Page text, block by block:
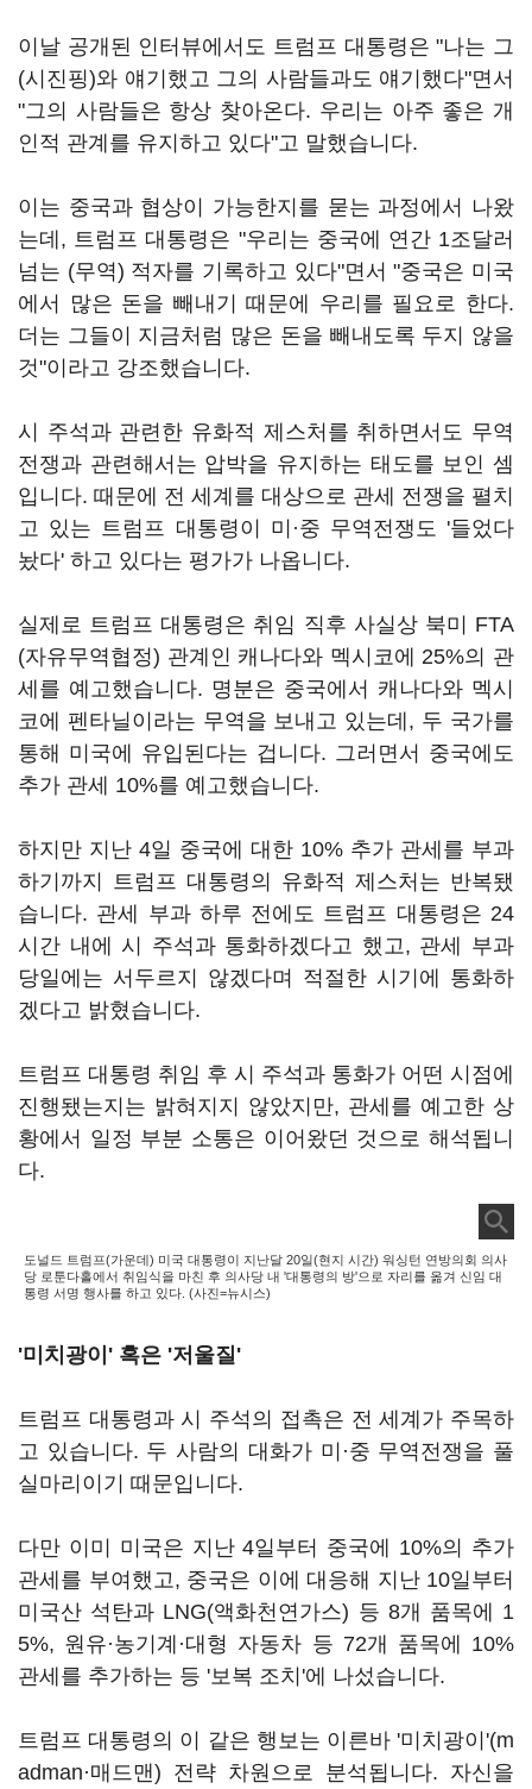
이날 공개된 인터뷰에서도 트럼프 대통령은 "나는 그
(시진핑)와 얘기했고 그의 사람들과도 얘기했다"면서
"그의 사람들은 항상 찾아온다. 우리는 아주 좋은 개
인적 관계를 유지하고 있다"고 말했습니다.
이는 중국과 협상이 가능한지를 묻는 과정에서 나왔
는데, 트럼프 대통령은 "우리는 중국에 연간 1조달러
넘는 (무역) 적자를 기록하고 있다"면서 "중국은 미국
에서 많은 돈을 빼내기 때문에 우리를 필요로 한다.
더는 그들이 지금처럼 많은 돈을 빼내도록 두지 않을
것"이라고 강조했습니다.
시 주석과 관련한 유화적 제스처를 취하면서도 무역
전쟁과 관련해서는 압박을 유지하는 태도를 보인 셈
입니다. 때문에 전 세계를 대상으로 관세 전쟁을 펼치
고 있는 트럼프 대통령이 미·중 무역전쟁도 '들었다
놨다' 하고 있다는 평가가 나옵니다.
실제로 트럼프 대통령은 취임 직후 사실상 북미 FTA
(자유무역협정) 관계인 캐나다와 멕시코에 25%의 관
세를 예고했습니다. 명분은 중국에서 캐나다와 멕시
코에 펜타닐이라는 무역을 보내고 있는데, 두 국가를
통해 미국에 유입된다는 겁니다. 그러면서 중국에도
추가 관세 10%를 예고했습니다.
하지만 지난 4일 중국에 대한 10% 추가 관세를 부과
하기까지 트럼프 대통령의 유화적 제스처는 반복됐
습니다. 관세 부과 하루 전에도 트럼프 대통령은 24
시간 내에 시 주석과 통화하겠다고 했고, 관세 부과
당일에는 서두르지 않겠다며 적절한 시기에 통화하
겠다고 밝혔습니다.
트럼프 대통령 취임 후 시 주석과 통화가 어떤 시점에
진행됐는지는 밝혀지지 않았지만, 관세를 예고한 상
황에서 일정 부분 소통은 이어왔던 것으로 해석됩니
다.
도널드 트럼프(가운데) 미국 대통령이 지난달 20일(현지 시간) 워싱턴 연방의회 의사
당 로툰다홀에서 취임식을 마친 후 의사당 내 '대통령의 방'으로 자리를 옮겨 신임 대
통령 서명 행사를 하고 있다. (사진=뉴시스)
'미치광이' 혹은 '저울질'
트럼프 대통령과 시 주석의 접촉은 전 세계가 주목하
고 있습니다. 두 사람의 대화가 미·중 무역전쟁을 풀
실마리이기 때문입니다.
다만 이미 미국은 지난 4일부터 중국에 10%의 추가
관세를 부여했고, 중국은 이에 대응해 지난 10일부터
미국산 석탄과 LNG(액화천연가스) 등 8개 품목에 1
5%, 원유·농기계·대형 자동차 등 72개 품목에 10%
관세를 추가하는 등 '보복 조치'에 나섰습니다.
트럼프 대통령의 이 같은 행보는 이른바 '미치광이'(m
adman·매드맨) 전략 차원으로 분석됩니다. 자신을